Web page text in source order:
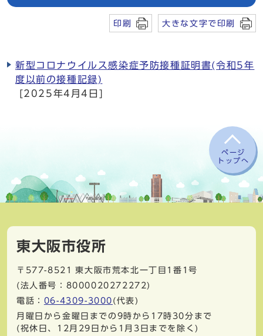
印刷 大きな文字で印刷
新型コロナウイルス感染症予防接種証明書(令和5年
度以前の接種記録)
[2025年4月4日]
ページ
トップへ
東大阪市役所
〒577-8521
東大阪市荒本北一丁目1番1号
(法人番号：8000020272272)
電話： 06-4309-3000 (代表)
月曜日から金曜日までの9時から17時30分まで
(祝休日、12月29日から1月3日までを除く)